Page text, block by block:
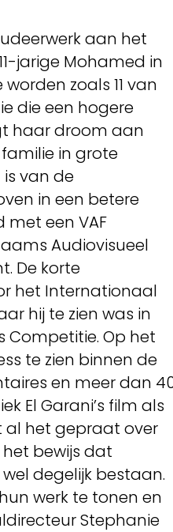
aan het
jarige Mohamed in
zoals 11 van
die een hogere
haar droom aan
in grote
van de
in een betere
met een VAF
Audiovisueel
De korte
het Internationaal
hij te zien was in
Competitie. Op het
te zien binnen de
en meer dan
El Garani’s film als
al het gepraat over
het bewijs dat
degelijk bestaan.
werk te tonen en
Stephanie